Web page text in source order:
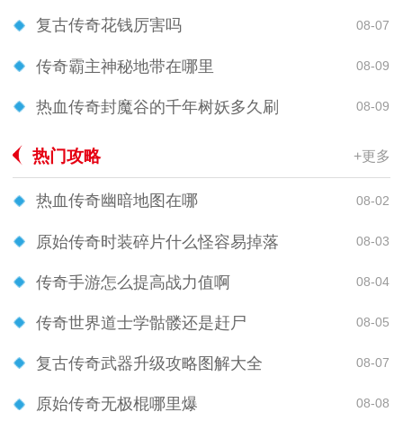
复古传奇花钱厉害吗 08-07
传奇霸主神秘地带在哪里 08-09
热血传奇封魔谷的千年树妖多久刷 08-09
热门攻略 +更多
热血传奇幽暗地图在哪 08-02
原始传奇时装碎片什么怪容易掉落 08-03
传奇手游怎么提高战力值啊 08-04
传奇世界道士学骷髅还是赶尸 08-05
复古传奇武器升级攻略图解大全 08-07
原始传奇无极棍哪里爆 08-08